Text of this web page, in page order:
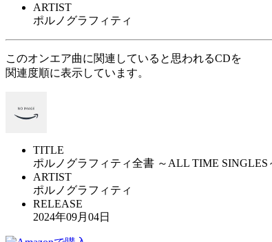
ARTIST
ポルノグラフィティ
このオンエア曲に関連していると思われるCDを
関連度順に表示しています。
TITLE
ポルノグラフィティ全書 ～ALL TIME SINGLES
ARTIST
ポルノグラフィティ
RELEASE
2024年09月04日